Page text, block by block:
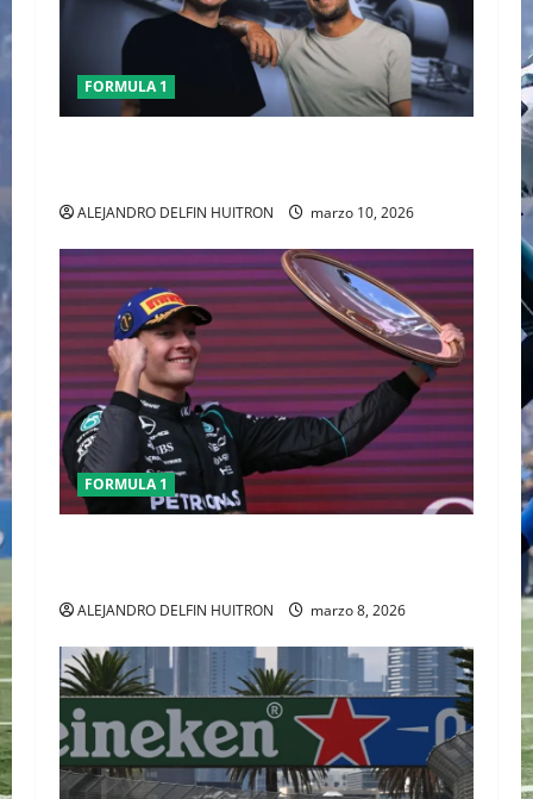
FORMULA 1
ALEJANDRO DELFIN HUITRON marzo 10, 2026
FORMULA 1
ALEJANDRO DELFIN HUITRON marzo 8, 2026